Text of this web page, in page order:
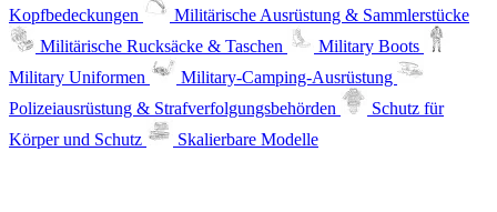
Kopfbedeckungen
Militärische Ausrüstung & Sammlerstücke
Militärische Rucksäcke & Taschen
Military Boots
Military Uniformen
Military-Camping-Ausrüstung
Polizeiausrüstung & Strafverfolgungsbehörden
Schutz für
Körper und Schutz
Skalierbare Modelle